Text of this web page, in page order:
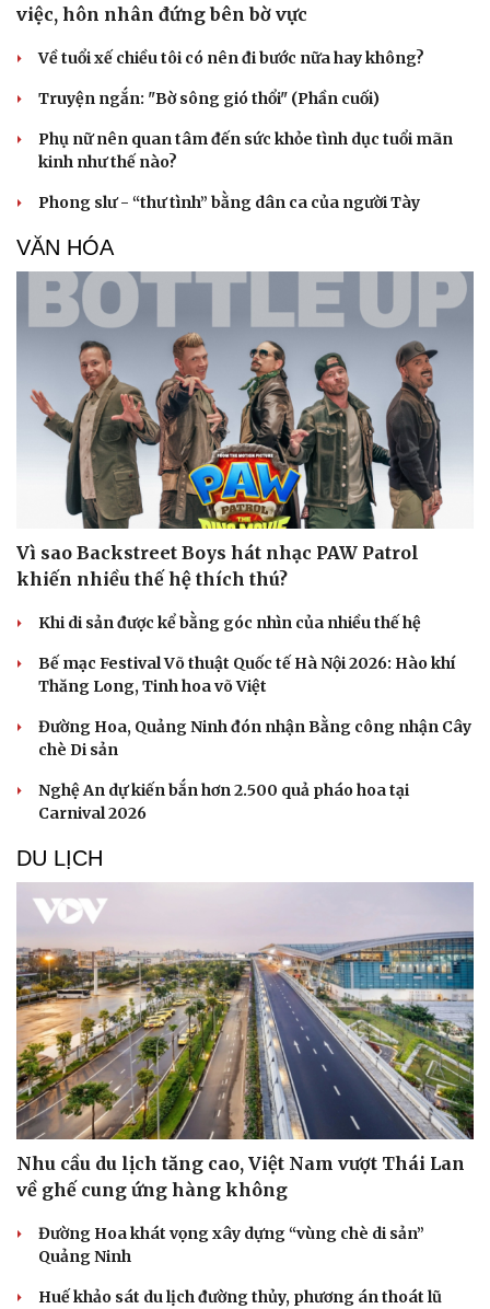
Sức khỏe
Dinh dưỡng - món ngon
Cây thuốc
Sản phụ khoa
Nhi khoa
Nam khoa
Làm đẹp - giảm cân
Phòng mạch online
Ăn sạch sống khỏe
Đời sống
Tình yêu - Gia đình
việc, hôn nhân đứng bên bờ vực
Về tuổi xế chiều tôi có nên đi bước nữa hay không?
Truyện ngắn: "Bờ sông gió thổi" (Phần cuối)
Phụ nữ nên quan tâm đến sức khỏe tình dục tuổi mãn
kinh như thế nào?
Phong slư - “thư tình” bằng dân ca của người Tày
VĂN HÓA
Vì sao Backstreet Boys hát nhạc PAW Patrol
khiến nhiều thế hệ thích thú?
Khi di sản được kể bằng góc nhìn của nhiều thế hệ
Bế mạc Festival Võ thuật Quốc tế Hà Nội 2026: Hào khí
Thăng Long, Tinh hoa võ Việt
Đường Hoa, Quảng Ninh đón nhận Bằng công nhận Cây
chè Di sản
Nghệ An dự kiến bắn hơn 2.500 quả pháo hoa tại
Carnival 2026
DU LỊCH
Nhu cầu du lịch tăng cao, Việt Nam vượt Thái Lan
về ghế cung ứng hàng không
Đường Hoa khát vọng xây dựng “vùng chè di sản”
Quảng Ninh
Huế khảo sát du lịch đường thủy, phương án thoát lũ